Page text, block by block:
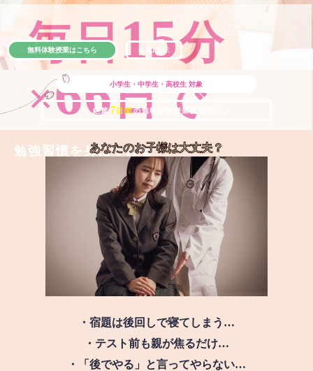
毎日15分
×66日で
勉強習慣を身につける
小学生・中学生・高校生 対象
＼ 絶賛 7 日間の無料体験授業実施中!! ／
無料体験授業はこちら 公式LINE
あなたのお子様は大丈夫？
・宿題は後回しで寝てしまう…
・テスト前も親が焦るだけ…
・「後でやる」と言ってやらない…